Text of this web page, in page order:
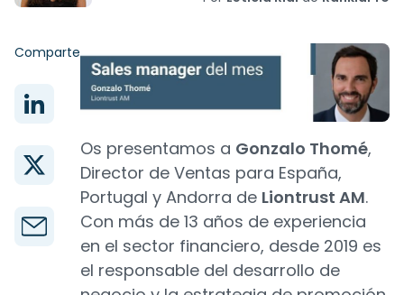
Comparte
Os presentamos a Gonzalo Thomé,
Director de Ventas para España,
Portugal y Andorra de Liontrust AM.
Con más de 13 años de experiencia
en el sector financiero, desde 2019 es
el responsable del desarrollo de